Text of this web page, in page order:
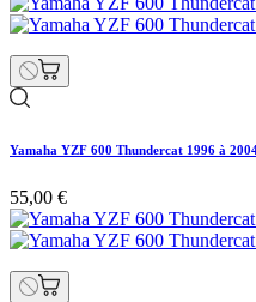
Yamaha YZF 600 Thundercat 1996 à
55,00 €